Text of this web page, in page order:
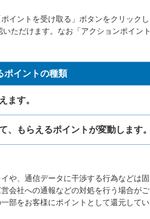
イントを受け取る」ボタンをクリックし
いただけます。なお「 アクションポイン
ポイントの種類
ます。
、もらえるポイントが変動します。
や、通信データに干渉する行為などは固
会社への通報などの対処を行う場合がご
部をお客様にポイントとして還元して